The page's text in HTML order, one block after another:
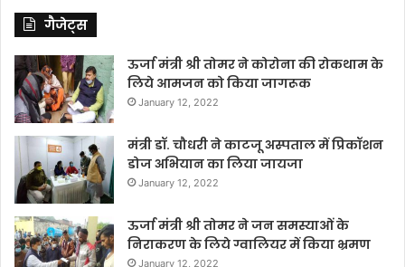
गैजेट्स
ऊर्जा मंत्री श्री तोमर ने कोरोना की रोकथाम के
लिये आमजन को किया जागरूक
January 12, 2022
मंत्री डॉ. चौधरी ने काटजू अस्पताल में प्रिकॉशन
डोज अभियान का लिया जायजा
January 12, 2022
ऊर्जा मंत्री श्री तोमर ने जन समस्याओं के
निराकरण के लिये ग्वालियर में किया भ्रमण
January 12, 2022